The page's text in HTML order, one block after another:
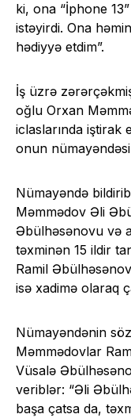
ki, ona “İphone
istəyirdi. Ona
hədiyyə etdim”.
İş üzrə
oğlu Orxan
iclaslarında iştirak
onun nümayəndəsi
Nümayəndə
Məmmədov Əli
Əbülhəsənovu və
təxminən 15 ildir
Ramil
isə xadimə olaraq
Nümayəndənin
Məmmədovlar
Vüsalə
veriblər: “Əli
başa çatsa da,